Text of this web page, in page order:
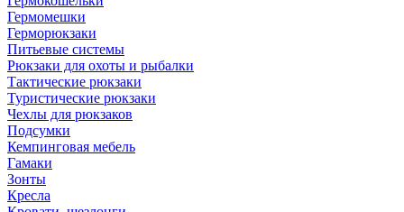
Гермомешки
Герморюкзаки
Питьевые системы
Рюкзаки для охоты и рыбалки
Тактические рюкзаки
Туристические рюкзаки
Чехлы для рюкзаков
Подсумки
Кемпинговая мебель
Гамаки
Зонты
Кресла